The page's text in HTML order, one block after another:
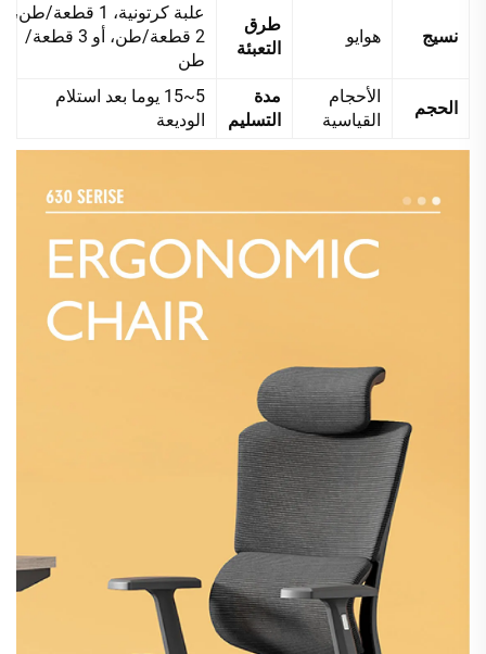
نسيج هوايو
طرق
التعبئة
علبة كرتونية، 1 قطعة/طن،
2 قطعة/طن، أو 3 قطعة/
طن
الحجم
الأحجام
القياسية
مدة
التسليم
5~15 يوما بعد استلام
الوديعة